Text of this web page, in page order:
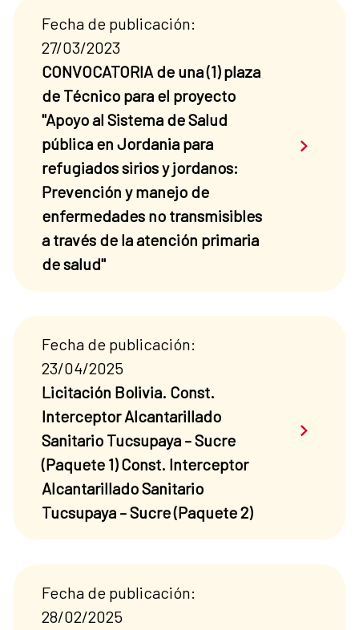
Fecha de publicación:
27/03/2023
CONVOCATORIA de una (1) plaza
de Técnico para el proyecto
"Apoyo al Sistema de Salud
pública en Jordania para
refugiados sirios y jordanos:
Prevención y manejo de
enfermedades no transmisibles
a través de la atención primaria
de salud"
Saber
Fecha de publicación:
23/04/2025
Licitación Bolivia. Const.
Interceptor Alcantarillado
Sanitario Tucsupaya – Sucre
(Paquete 1) Const. Interceptor
Alcantarillado Sanitario
Tucsupaya – Sucre (Paquete 2)
Saber
Fecha de publicación:
28/02/2025